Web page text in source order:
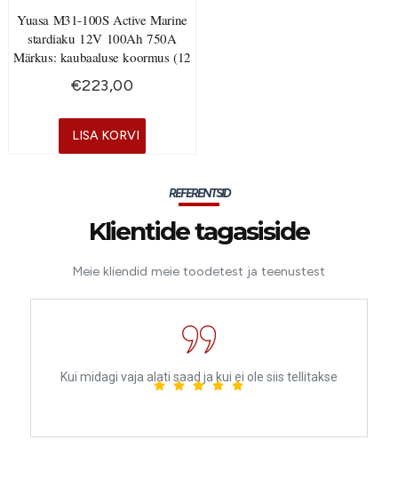
Yuasa M31-100S Active Marine
stardiaku 12V 100Ah 750A
Märkus: kaubaaluse koormus (12
€223,00
LISA KORVI
REFERENTSID
Klientide tagasiside
Meie kliendid meie toodetest ja teenustest
Kui midagi vaja alati saad ja kui ei ole siis tellitakse